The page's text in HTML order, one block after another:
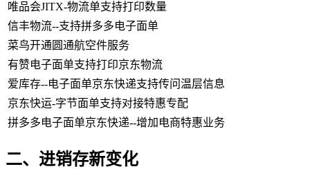
唯品会JITX-物流单支持打印数量
信丰物流--支持拼多多电子面单
菜鸟开通圆通航空件服务
有赞电子面单支持打印京东物流
爱库存--电子面单京东快递支持传问温层信息
京东快运-字节面单支持对接特惠专配
拼多多电子面单京东快递--增加电商特惠业务
二、进销存新变化